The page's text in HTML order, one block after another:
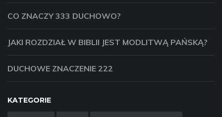
CO ZNACZY 333 DUCHOWO?
JAKI ROZDZIAŁ W BIBLII JEST MODLITWĄ PAŃSKĄ?
DUCHOWE ZNACZENIE 222
KATEGORIE